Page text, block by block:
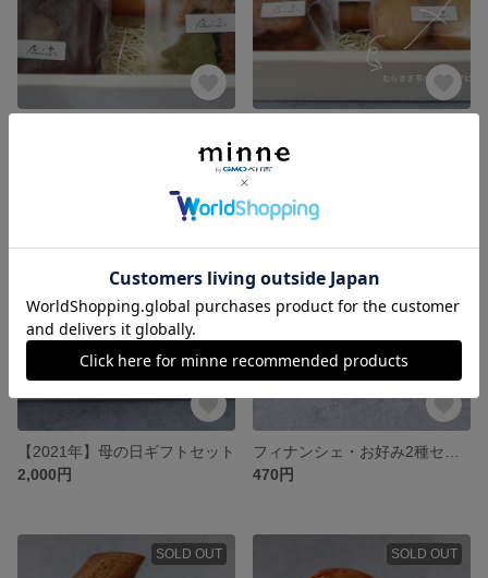
2,000円
【2021年】母の日ギフトセット
2,000円
470円
SOLD OUT SOLD OUT